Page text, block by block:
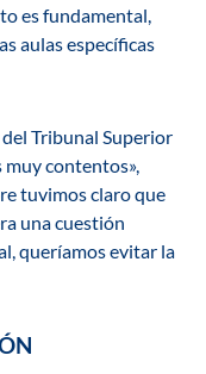
es fundamental,
aulas específicas
Tribunal Superior
muy contentos»,
tuvimos claro que
una cuestión
queríamos evitar la